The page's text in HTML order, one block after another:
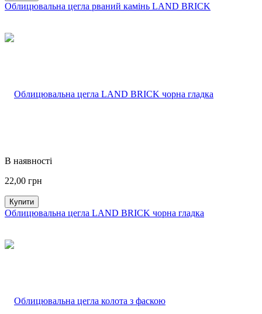
Облицювальна цегла рваний камінь LAND BRICK
В наявності
22,00 грн
Купити
Облицювальна цегла LAND BRICK чорна гладка